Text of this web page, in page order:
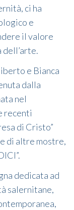
ci ha
e
il valore
e Bianca
dalla
nel
recenti
di Cristo”
di altre mostre,
dedicata ad
salernitane,